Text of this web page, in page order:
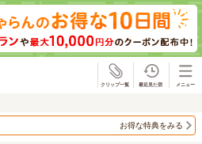
お得な特典をみる